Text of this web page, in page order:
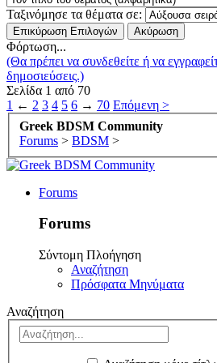
Ταξινόμησε τα θέματα σε:
Φόρτωση...
(Θα πρέπει να συνδεθείτε ή να
δημοσιεύσεις.)
Σελίδα 1 από 70
1 ← 2 3 4 5 6 → 70 Επόμενη >
Greek BDSM Community
Forums > BDSM >
Forums
Forums
Σύντομη Πλοήγηση
Αναζήτηση
Πρόσφατα Μηνύματα
Αναζήτηση